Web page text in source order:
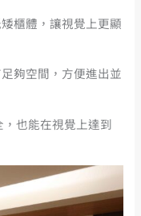
櫃體，讓視覺上更顯
夠空間，方便進出並
也能在視覺上達到